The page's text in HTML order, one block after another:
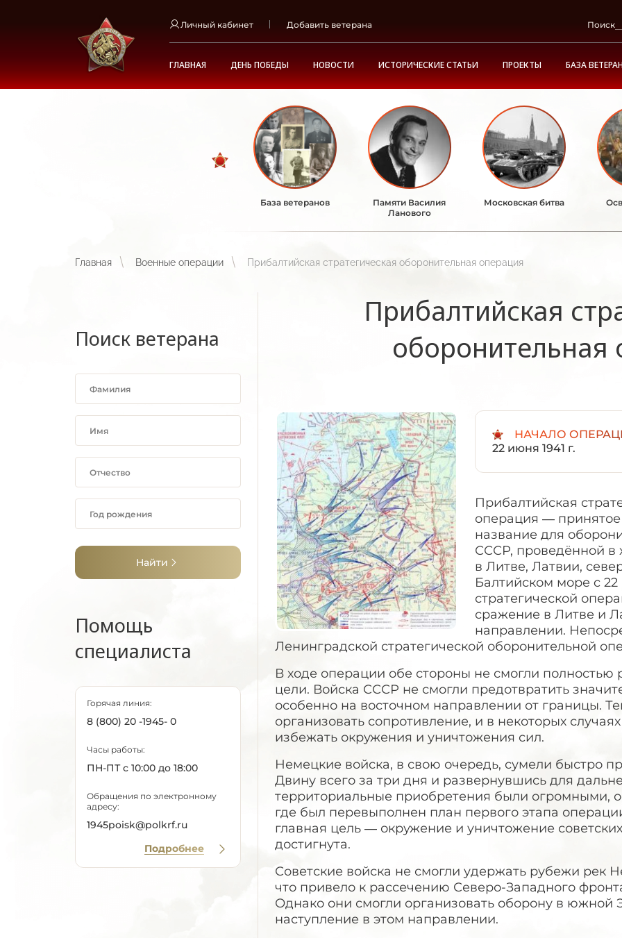
Личный кабинет Добавить ветерана Поиск
ГЛАВНАЯ ДЕНЬ ПОБЕДЫ НОВОСТИ ИСТОРИЧЕСКИЕ СТАТЬИ ПРОЕКТЫ БАЗА
База ветеранов
Памяти Василия
Ланового
Московская битва
Главная Военные операции Прибалтийская стратегическая оборонительная операция
Поиск ветерана
Найти
Помощь
специалиста
Горячая линия:
8 (800) 20 -1945- 0
Часы работы:
ПН-ПТ с 10:00 до 18:00
Обращения по электронному
адресу:
1945poisk@polkrf.ru
Подробнее
Прибалтийская
оборонительная
НАЧАЛО
22 июня 1941 г.
Прибалтийская
операция — принятое
название для
СССР, проведённой в
в Литве, Латвии,
Балтийском море c
стратегической
сражение в Литве и
направлении.
Ленинградской стратегической оборонительной
В ходе операции обе стороны не смогли полностью
цели. Войска СССР не смогли предотвратить
особенно на восточном направлении от границы.
организовать сопротивление, и в некоторых
избежать окружения и уничтожения сил.
Немецкие войска, в свою очередь, сумели быстро
Двину всего за три дня и развернувшись для
территориальные приобретения были огромными,
где был перевыполнен план первого этапа
главная цель — окружение и уничтожение
достигнута.
Советские войска не смогли удержать рубежи рек
что привело к рассечению Северо-Западного
Однако они смогли организовать оборону в южной
наступление в этом направлении.